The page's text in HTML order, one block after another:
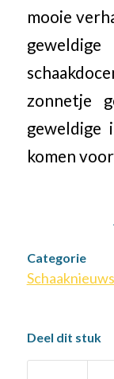
mooie
zonnetje
geweldige
komen
Categorie
Schaaknieuws
Deel dit stuk